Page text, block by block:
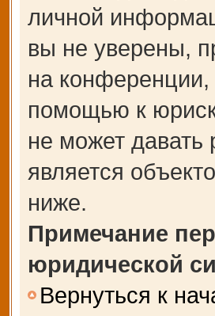
личной
вы не уверены,
на
помощью к
не может
является
ниже.
Примечание
юридической
Вернуться к